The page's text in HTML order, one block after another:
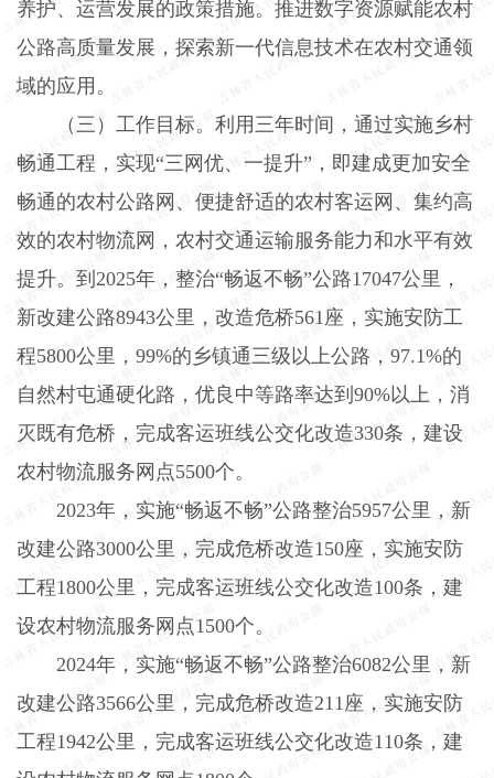
养护、运营发展的政策措施。推进数字资源赋能农村
公路高质量发展，探索新一代信息技术在农村交通领
域的应用。
（三）工作目标。 利用三年时间，通过实施乡村
畅通工程，实现“三网优、一提升”，即建成更加安全
畅通的农村公路网、便捷舒适的农村客运网、集约高
效的农村物流网，农村交通运输服务能力和水平有效
提升。到 2025年，整治“畅返不畅”公路17047公里，
新改建公路8943公里，改造危桥561 座，实施安防工
程5800公里， 99%的乡镇通三级以上公路， 97.1%的
自然村屯通硬化路，优良中等路率达到 90%以上，消
灭既有危桥，完成客运班线公交化改造330条，建设
农村物流服务网点5500个。
2023年，实施“畅返不畅”公路整治5957公里，新
改建公路3000公里，完成危桥改造150座，实施安防
工程1800公里，完成客运班线公交化改造100条，建
设农村物流服务网点1500个。
2024年，实施“畅返不畅”公路整治6082公里，新
改建公路3566公里，完成危桥改造211 座，实施安防
工程1942公里，完成客运班线公交化改造110条，建